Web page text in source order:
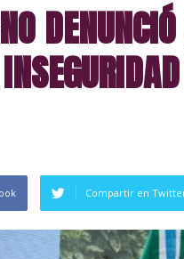
Compartir en